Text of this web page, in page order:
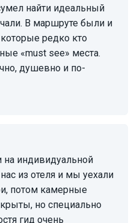
найти идеальный
В маршруте были и
редко кто
«must see» места.
душевно и по-
из отеля и мы уехали
потом камерные
но специально
гид очень